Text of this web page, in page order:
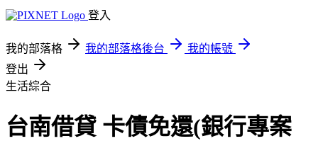
登入
我的部落格 我的部落格後台
我的帳號
登出
生活綜合
台南借貸 卡債免還(銀行專案